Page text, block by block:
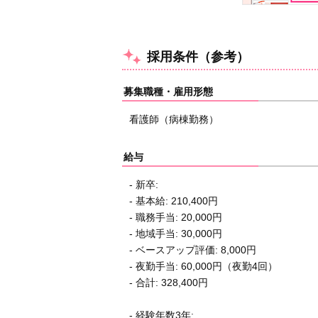
採用条件（参考）
募集職種・雇用形態
看護師（病棟勤務）
給与
- 新卒:
- 基本給: 210,400円
- 職務手当: 20,000円
- 地域手当: 30,000円
- ベースアップ評価: 8,000円
- 夜勤手当: 60,000円（夜勤4回）
- 合計: 328,400円
- 経験年数3年: